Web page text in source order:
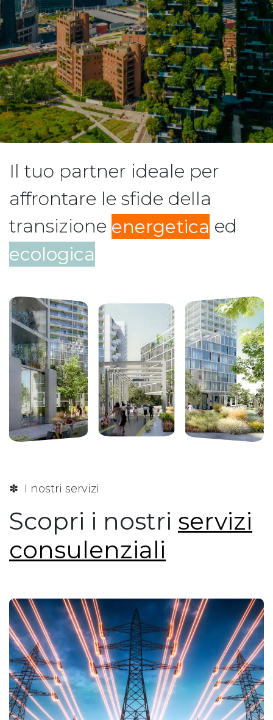
Il tuo partner ideale per
affrontare le sfide della
transizione energetica ed
ecologica
✽ I nostri servizi
Scopri i nostri servizi
consulenziali